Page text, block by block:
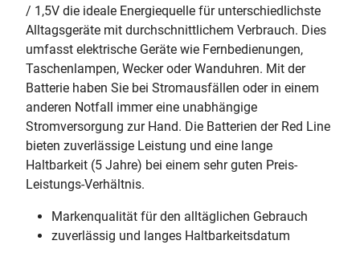
/ 1,5V die ideale Energiequelle für unterschiedlichste
Alltagsgeräte mit durchschnittlichem Verbrauch. Dies
umfasst elektrische Geräte wie Fernbedienungen,
Taschenlampen, Wecker oder Wanduhren. Mit der
Batterie haben Sie bei Stromausfällen oder in einem
anderen Notfall immer eine unabhängige
Stromversorgung zur Hand. Die Batterien der Red Line
bieten zuverlässige Leistung und eine lange
Haltbarkeit (5 Jahre) bei einem sehr guten Preis-
Leistungs-Verhältnis.
Markenqualität für den alltäglichen Gebrauch
zuverlässig und langes Haltbarkeitsdatum